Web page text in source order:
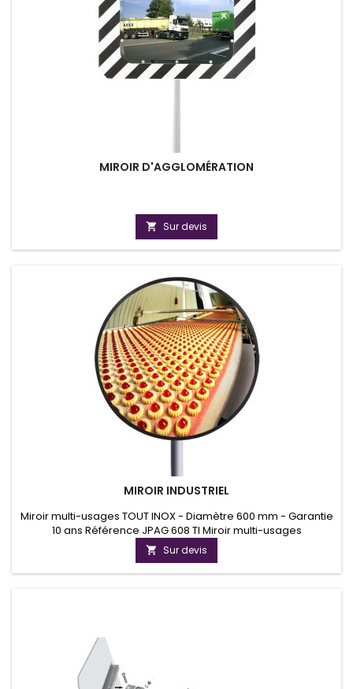
MIROIR D'AGGLOMÉRATION
 Sur devis
MIROIR INDUSTRIEL
Miroir multi-usages TOUT INOX - Diamètre 600 mm - Garantie
10 ans Référence JPAG 608 TI Miroir multi-usages
intérieur/extérieurVision à 90° pour le contrôle dans 2
directions.
 Sur devis